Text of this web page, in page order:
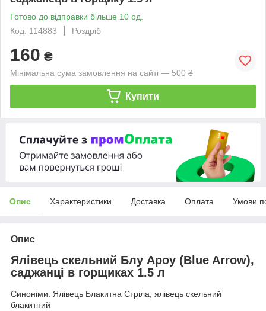
Готово до відправки більше 10 од.
Код: 114883
Роздріб
160 ₴
Мінімальна сума замовлення на сайті — 500 ₴
Купити
Опис Характеристики Доставка Оплата Умови
Опис
Ялівець скельний Блу Ароу (Blue Arrow),
саджанці в горщиках 1.5 л
Синоніми: Ялівець Блакитна Стріла, ялівець скельний
блакитний